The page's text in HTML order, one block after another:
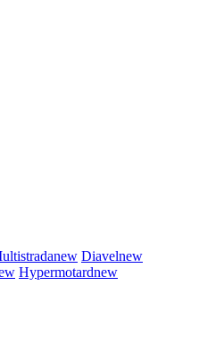
new Diavelnew
Hypermotardnew